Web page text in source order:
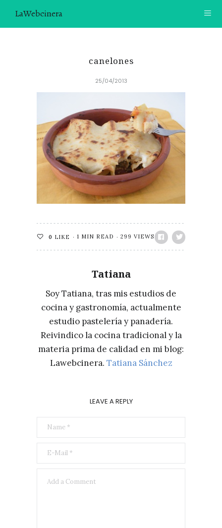
LaWebcinera
CONTACTO
¿TE GUSTARÍA UNIRTE A NUESTRA AVENTURA GASTRON
ÓMICA?
ÚNETE A LA NEWSLETTER
RECOMENDACIONES
canelones
25/04/2013
0 LIKE 1 MIN READ 299 VIEWS
Tatiana
Soy Tatiana, tras mis estudios de
cocina y gastronomía, actualmente
estudio pastelería y panadería.
Reivindico la cocina tradicional y la
materia prima de calidad en mi blog:
Lawebcinera. Tatiana Sánchez
LEAVE A REPLY